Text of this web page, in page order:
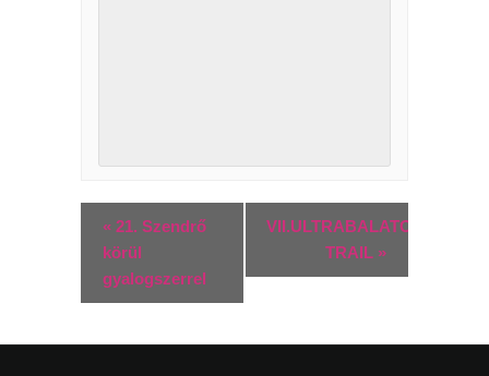
« 21. Szendrő
körül
gyalogszerrel
VII.ULTRABALATON
TRAIL »